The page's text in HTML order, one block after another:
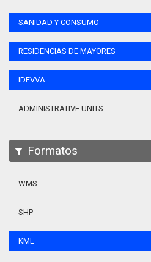
SANIDAD Y CONSUMO
RESIDENCIAS DE MAYORES
IDEVVA
ADMINISTRATIVE UNITS
Formatos
WMS
SHP
KML